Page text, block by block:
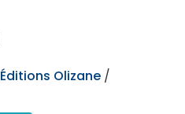
Éditions Olizane /